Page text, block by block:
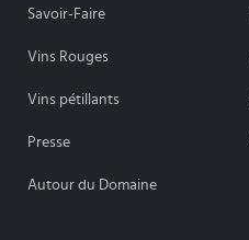
Savoir-Faire
Vins Rouges
Vins pétillants
Presse
Autour du Domaine